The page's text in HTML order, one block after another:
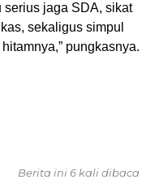
serius jaga SDA, sikat
sekaligus simpul
pungkasnya.
Berita ini 6 kali dibaca